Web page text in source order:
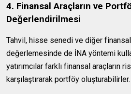
4. Finansal Araçların ve
Değerlendirilmesi
Tahvil, hisse senedi ve diğer
değerlemesinde de İNA yöntemi
yatırımcılar farklı finansal araçların
karşılaştırarak portföy oluşturabilirler.